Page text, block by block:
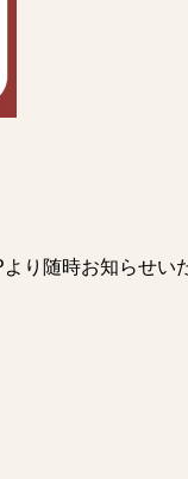
り随時お知らせい